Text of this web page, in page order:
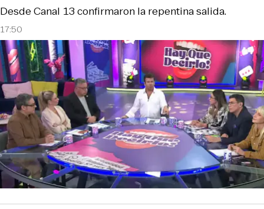
17:50
Desde Canal 13 confirmaron la repentina salida.